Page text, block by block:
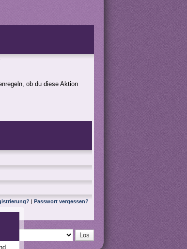
ob du diese Aktion
| Passwort vergessen?